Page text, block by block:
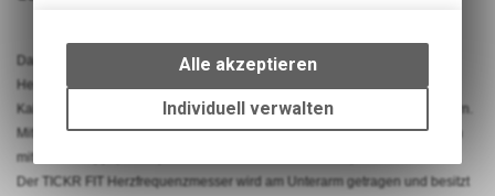
Das TICKR FIT Herzfrequenz-Armband verwendet eine optische
Herzfrequenz-Technologie, um präzise Herzfrequenz- und
Kalorienverbrennungsdaten im bisher komfortabelsten Formfaktor zu liefern.
Mit Bluetooth- und ANT+-Technologie ausgestattet zum nahtlosen Koppeln
mit Fitness-Apps, Smartphones sowie GPS-Fahrradcomputern und -uhren.
Der TICKR FIT Herzfrequenzmesser wird am Unterarm getragen und besitzt
bestimmte Interaktionen und
Einstellungen auf Ihrem Gerät,
um die grundlegenden
Funktionen unseres Online-
Alle akzeptieren
Individuell verwalten